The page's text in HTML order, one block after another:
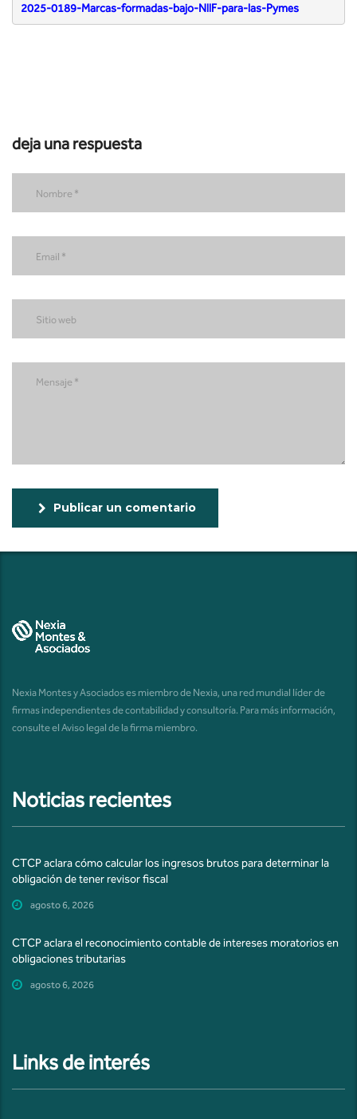
2025-0189-Marcas-formadas-bajo-NIIF-para-las-Pymes
deja una respuesta
Publicar un comentario
Nexia Montes y Asociados es miembro de Nexia, una red mundial líder de
firmas independientes de contabilidad y consultoría. Para más información,
consulte el Aviso legal de la firma miembro.
Noticias recientes
CTCP aclara cómo calcular los ingresos brutos para determinar la
obligación de tener revisor fiscal
agosto 6, 2026
CTCP aclara el reconocimiento contable de intereses moratorios en
obligaciones tributarias
agosto 6, 2026
Links de interés